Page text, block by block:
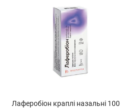
Лаферобіон краплі назальні 100